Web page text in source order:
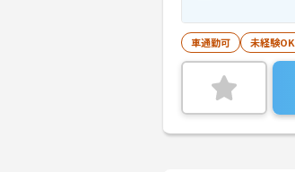
車通勤可 未経験OK